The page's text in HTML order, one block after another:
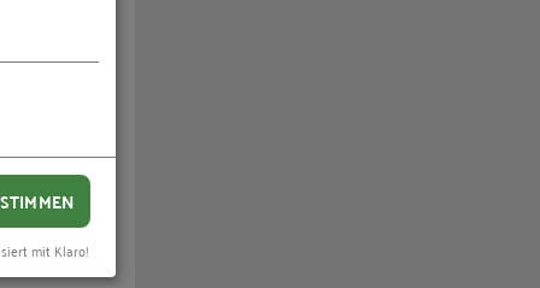
mit Klaro!